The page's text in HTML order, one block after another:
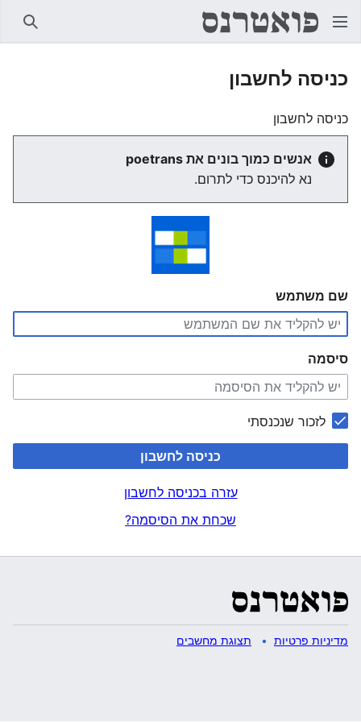
כניסה לחשבון
כניסה לחשבון
אנשים כמוך בונים את poetrans
נא להיכנס כדי לתרום.
שם משתמש
סיסמה
לזכור שנכנסתי
כניסה לחשבון
עזרה בכניסה לחשבון
שכחת את הסיסמה?
מדיניות פרטיות תצוגת מחשבים